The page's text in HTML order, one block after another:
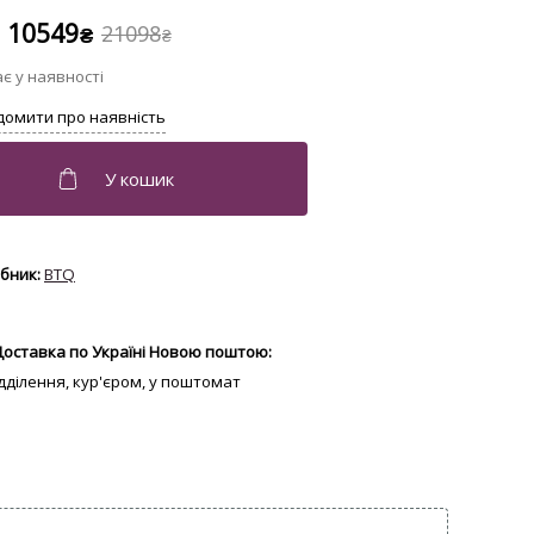
21098₴
10549₴
BTQ
по Україні Новою поштою:
кур'єром, у поштомат